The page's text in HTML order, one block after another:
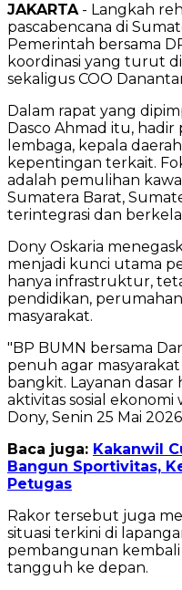
JAKARTA- Langkah
pascabencana di
Pemerintah bersama
koordinasi yang turut
sekaligus COO
‎Dalam rapat yang
Dasco Ahmad itu,
lembaga, kepala
kepentingan terkait.
adalah pemulihan
Sumatera Barat,
terintegrasi dan
‎Dony Oskaria
menjadi kunci utama
hanya infrastruktur,
pendidikan,
masyarakat.
‎"BP BUMN bersama
penuh agar
bangkit. Layanan dasar
aktivitas sosial
Dony, Senin 25 Mai
Baca juga: Kakanwil
Bangun Sportivitas,
Petugas
‎Rakor tersebut juga
situasi terkini di
pembangunan
tangguh ke depan.